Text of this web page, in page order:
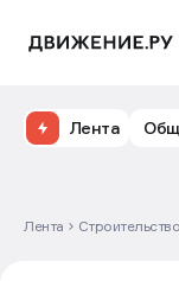
Лента
Лента Строительство